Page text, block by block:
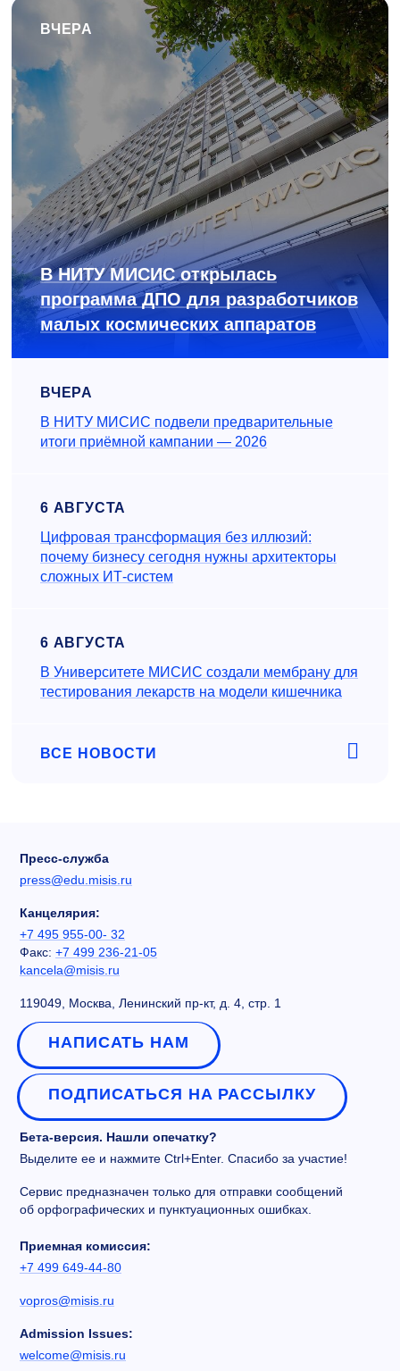
ВЧЕРА
В НИТУ МИСИС открылась
программа ДПО для разработчиков
малых космических аппаратов
ВЧЕРА
В НИТУ МИСИС подвели предварительные
итоги приёмной кампании — 2026
6 АВГУСТА
Цифровая трансформация без иллюзий:
почему бизнесу сегодня нужны архитекторы
сложных ИТ-систем
6 АВГУСТА
В Университете МИСИС создали мембрану для
тестирования лекарств на модели кишечника
ВСЕ НОВОСТИ
Пресс-служба
press@edu.misis.ru
Канцелярия:
+7 495 955-00- 32
Факс: +7 499 236-21-05
kancela@misis.ru
119049, Москва, Ленинский пр-кт, д. 4, стр. 1
НАПИСАТЬ НАМ
ПОДПИСАТЬСЯ НА РАССЫЛКУ
Бета-версия. Нашли опечатку?
Выделите ее и нажмите Ctrl+Enter. Спасибо за участие!
Сервис предназначен только для отправки сообщений
об орфографических и пунктуационных ошибках.
Приемная комиссия:
+7 499 649-44-80
vopros@misis.ru
Admission Issues:
welcome@misis.ru